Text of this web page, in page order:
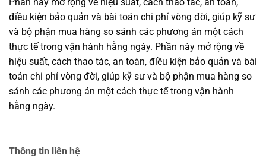
điều kiện bảo quản và bài toán chi phí vòng đời, giúp kỹ sư
và bộ phận mua hàng so sánh các phương án một cách
thực tế trong vận hành hằng ngày. Phần này mở rộng về
hiệu suất, cách thao tác, an toàn, điều kiện bảo quản và bài
toán chi phí vòng đời, giúp kỹ sư và bộ phận mua hàng so
sánh các phương án một cách thực tế trong vận hành
hằng ngày.
Thông tin liên hệ